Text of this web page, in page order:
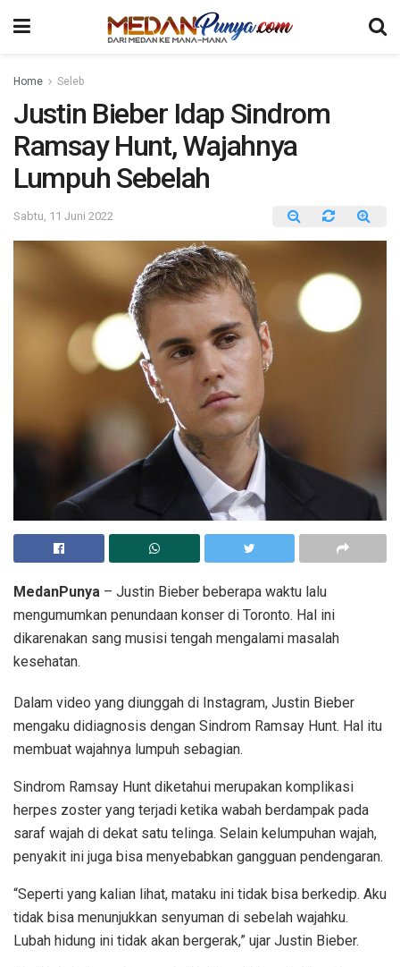
Home Seleb
Justin Bieber Idap Sindrom
Ramsay Hunt, Wajahnya
Lumpuh Sebelah
Sabtu, 11 Juni 2022
MedanPunya – Justin Bieber beberapa waktu lalu
mengumumkan penundaan konser di Toronto. Hal ini
dikarenakan sang musisi tengah mengalami masalah
kesehatan.
Dalam video yang diunggah di Instagram, Justin Bieber
mengaku didiagnosis dengan Sindrom Ramsay Hunt. Hal itu
membuat wajahnya lumpuh sebagian.
Sindrom Ramsay Hunt diketahui merupakan komplikasi
herpes zoster yang terjadi ketika wabah berdampak pada
saraf wajah di dekat satu telinga. Selain kelumpuhan wajah,
penyakit ini juga bisa menyebabkan gangguan pendengaran.
“Seperti yang kalian lihat, mataku ini tidak bisa berkedip. Aku
tidak bisa menunjukkan senyuman di sebelah wajahku.
Lubah hidung ini tidak akan bergerak,” ujar Justin Bieber.